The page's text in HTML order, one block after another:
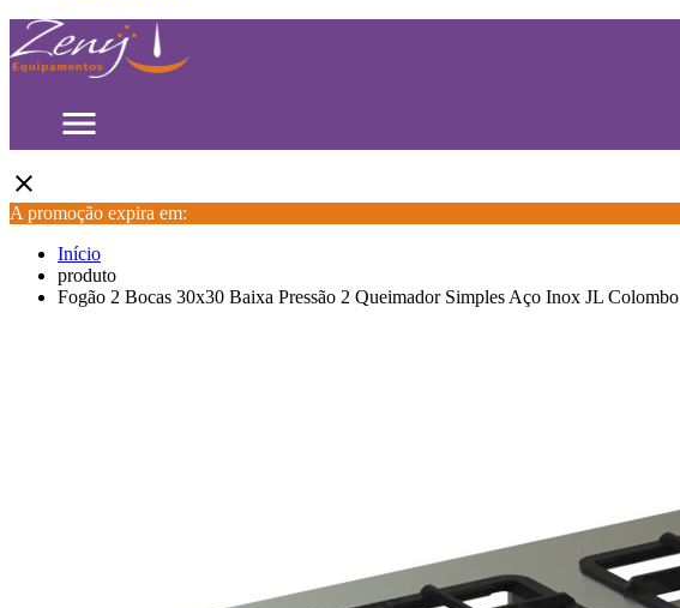
menu
close
A promoção expira em:
Início
produto
Fogão 2 Bocas 30x30 Baixa Pressão 2 Queimador Simples Aço Inox JL Colombo